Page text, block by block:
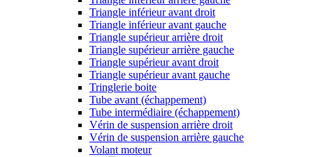
Triangle inférieur avant droit
Triangle inférieur avant gauche
Triangle supérieur arrière droit
Triangle supérieur arrière gauche
Triangle supérieur avant droit
Triangle supérieur avant gauche
Tringlerie boite
Tube avant (échappement)
Tube intermédiaire (échappement)
Vérin de suspension arrière droit
Vérin de suspension arrière gauche
Volant moteur